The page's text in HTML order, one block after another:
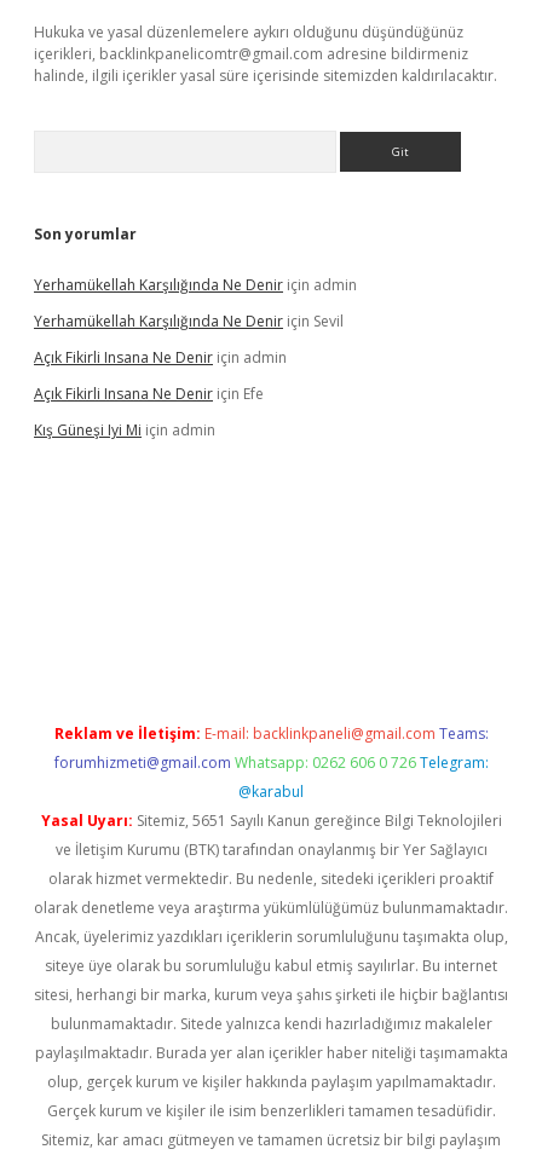
Hukuka ve yasal düzenlemelere aykırı olduğunu düşündüğünüz
içerikleri, backlinkpanelicomtr@gmail.com adresine bildirmeniz
halinde, ilgili içerikler yasal süre içerisinde sitemizden kaldırılacaktır.
Son yorumlar
Yerhamükellah Karşılığında Ne Denir için admin
Yerhamükellah Karşılığında Ne Denir için Sevil
Açık Fikirli Insana Ne Denir için admin
Açık Fikirli Insana Ne Denir için Efe
Kış Güneşi Iyi Mi için admin
Reklam ve İletişim: E-mail: backlinkpaneli@gmail.com Teams:
forumhizmeti@gmail.com Whatsapp: 0262 606 0 726 Telegram:
@karabul
Yasal Uyarı: Sitemiz, 5651 Sayılı Kanun gereğince Bilgi Teknolojileri
ve İletişim Kurumu (BTK) tarafından onaylanmış bir Yer Sağlayıcı
olarak hizmet vermektedir. Bu nedenle, sitedeki içerikleri proaktif
olarak denetleme veya araştırma yükümlülüğümüz bulunmamaktadır.
Ancak, üyelerimiz yazdıkları içeriklerin sorumluluğunu taşımakta olup,
siteye üye olarak bu sorumluluğu kabul etmiş sayılırlar. Bu internet
sitesi, herhangi bir marka, kurum veya şahıs şirketi ile hiçbir bağlantısı
bulunmamaktadır. Sitede yalnızca kendi hazırladığımız makaleler
paylaşılmaktadır. Burada yer alan içerikler haber niteliği taşımamakta
olup, gerçek kurum ve kişiler hakkında paylaşım yapılmamaktadır.
Gerçek kurum ve kişiler ile isim benzerlikleri tamamen tesadüfidir.
Sitemiz, kar amacı gütmeyen ve tamamen ücretsiz bir bilgi paylaşım